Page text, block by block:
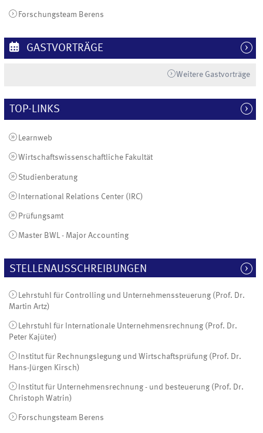
Forschungsteam Berens
GASTVORTRÄGE
Weitere Gastvorträge
TOP-LINKS
Learnweb
Wirtschaftswissenschaftliche Fakultät
Studienberatung
International Relations Center (IRC)
Prüfungsamt
Master BWL - Major Accounting
STELLENAUSSCHREIBUNGEN
Lehrstuhl für Controlling und Unternehmenssteuerung (Prof. Dr.
Martin Artz)
Lehrstuhl für Internationale Unternehmensrechnung (Prof. Dr.
Peter Kajüter)
Institut für Rechnungslegung und Wirtschaftsprüfung (Prof. Dr.
Hans-Jürgen Kirsch)
Institut für Unternehmensrechnung - und besteuerung (Prof. Dr.
Christoph Watrin)
Forschungsteam Berens